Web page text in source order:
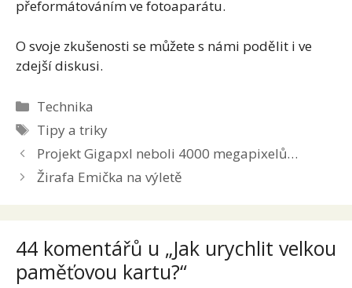
přeformátováním ve fotoaparátu.
O svoje zkušenosti se můžete s námi podělit i ve
zdejší diskusi.
Rubriky
Technika
Štítky
Tipy a triky
Projekt Gigapxl neboli 4000 megapixelů…
Žirafa Emička na výletě
44 komentářů u „Jak urychlit velkou
paměťovou kartu?“